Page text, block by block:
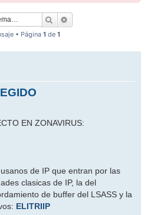
Buscar
• Página 1 de 1
EN ZONAVIRUS:
de IP que entran por las
clasicas de IP, la del
de buffer del LSASS y la
ELITRIIP